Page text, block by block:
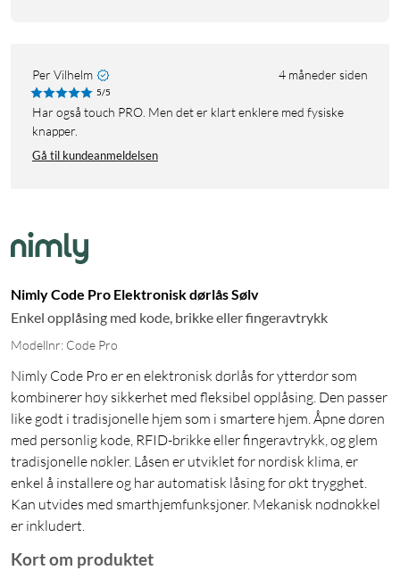
Per Vilhelm 4 måneder siden
5/5
Har også touch PRO. Men det er klart enklere med fysiske
knapper.
Gå til kundeanmeldelsen
Nimly Code Pro Elektronisk dørlås Sølv
Enkel opplåsing med kode, brikke eller fingeravtrykk
Modellnr: Code Pro
Nimly Code Pro er en elektronisk dørlås for ytterdør som
kombinerer høy sikkerhet med fleksibel opplåsing. Den passer
like godt i tradisjonelle hjem som i smartere hjem. Åpne døren
med personlig kode, RFID-brikke eller fingeravtrykk, og glem
tradisjonelle nøkler. Låsen er utviklet for nordisk klima, er
enkel å installere og har automatisk låsing for økt trygghet.
Kan utvides med smarthjemfunksjoner. Mekanisk nødnøkkel
er inkludert.
Kort om produktet